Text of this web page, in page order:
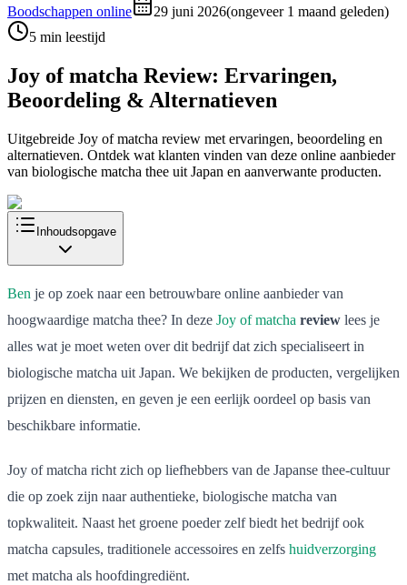
Boodschappen online 29 juni 2026(ongeveer 1 maand geleden)
5 min leestijd
Joy of matcha Review: Ervaringen,
Beoordeling & Alternatieven
Uitgebreide Joy of matcha review met ervaringen, beoordeling en
alternatieven. Ontdek wat klanten vinden van deze online aanbieder
van biologische matcha thee uit Japan en aanverwante producten.
Inhoudsopgave
Ben je op zoek naar een betrouwbare online aanbieder van
hoogwaardige matcha thee? In deze Joy of matcha review lees je
alles wat je moet weten over dit bedrijf dat zich specialiseert in
biologische matcha uit Japan. We bekijken de producten, vergelijken
prijzen en diensten, en geven je een eerlijk oordeel op basis van
beschikbare informatie.
Joy of matcha richt zich op liefhebbers van de Japanse thee-cultuur
die op zoek zijn naar authentieke, biologische matcha van
topkwaliteit. Naast het groene poeder zelf biedt het bedrijf ook
matcha capsules, traditionele accessoires en zelfs huidverzorging
met matcha als hoofdingrediënt.